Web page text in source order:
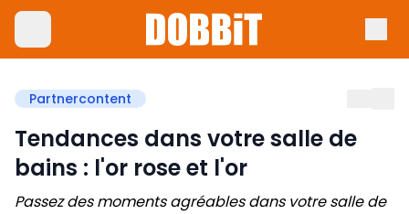
Partnercontent
Tendances dans votre salle de
bains : l'or rose et l'or
Passez des moments agréables dans votre salle de